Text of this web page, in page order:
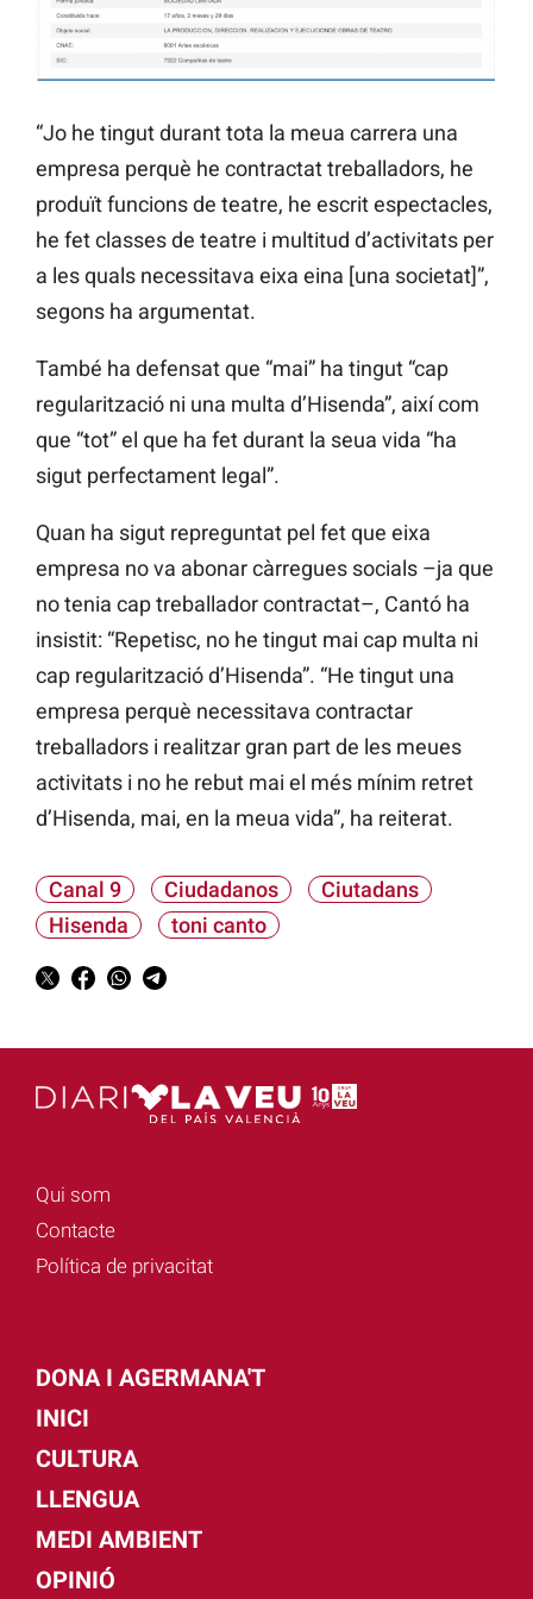
“Jo he tingut durant tota la meua carrera una
empresa perquè he contractat treballadors, he
produït funcions de teatre, he escrit espectacles,
he fet classes de teatre i multitud d’activitats per
a les quals necessitava eixa eina [una societat]”,
segons ha argumentat.
També ha defensat que “mai” ha tingut “cap
regularització ni una multa d’Hisenda”, així com
que “tot” el que ha fet durant la seua vida “ha
sigut perfectament legal”.
Quan ha sigut repreguntat pel fet que eixa
empresa no va abonar càrregues socials –ja que
no tenia cap treballador contractat–, Cantó ha
insistit: “Repetisc, no he tingut mai cap multa ni
cap regularització d’Hisenda”. “He tingut una
empresa perquè necessitava contractar
treballadors i realitzar gran part de les meues
activitats i no he rebut mai el més mínim retret
d’Hisenda, mai, en la meua vida”, ha reiterat.
Canal 9 Ciudadanos
Ciutadans
Hisenda
toni canto
Qui som
Contacte
Política de privacitat
DONA I AGERMANA'T
INICI
CULTURA
LLENGUA
MEDI AMBIENT
OPINIÓ